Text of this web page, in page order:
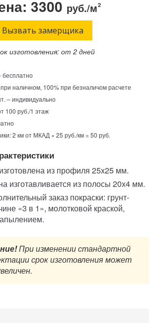
003-40-74 Круглосуточно!
3300 руб./м2
Вызвать замерщика
изготовления: от 2 дней
наличном, 100% при безналичом расчете
– индивидуально
100 руб./1 этаж
2 км от МКАД × 25 руб./км = 50 руб.
из профиля 25x25 мм.
изготавливается из полосы 20х4 мм.
заказ покраски: грунт-
«3 в 1», молотковой краской,
При изменении стандартной
срок изготовления может